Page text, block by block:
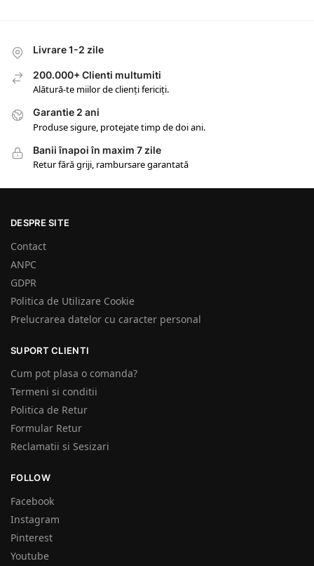
Livrare 1-2 zile
200.000+ Clienti multumiti
Alătură-te miilor de clienți fericiți.
Garantie 2 ani
Produse sigure, protejate timp de doi ani.
Banii înapoi în maxim 7 zile
Retur fără griji, rambursare garantată
DESPRE SITE
Contact
ANPC
GDPR
Politica de Utilizare Cookie
Prelucrarea datelor cu caracter personal
SUPORT CLIENTI
Cum pot plasa o comanda?
Termeni si conditii
Politica de Retur
Formular Retur
Reclamatii si Sesizari
FOLLOW
Facebook
Instagram
Pinterest
Youtube